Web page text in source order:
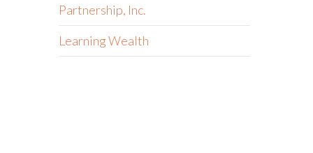
Partnership, Inc.
Learning Wealth